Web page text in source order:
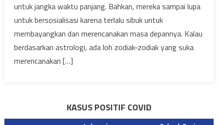
untuk jangka waktu panjang. Bahkan, mereka sampai lupa
untuk bersosialisasi karena terlalu sibuk untuk
membayangkan dan merencanakan masa depannya. Kalau
berdasarkan astrologi, ada loh zodiak-zodiak yang suka
merencanakan […]
KASUS POSITIF COVID